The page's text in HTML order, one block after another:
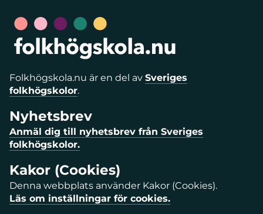
Folkhögskola.nu är en del av Sveriges
folkhögskolor.
Nyhetsbrev
Anmäl dig till nyhetsbrev från Sveriges
folkhögskolor.
Kakor (Cookies)
Denna webbplats använder Kakor (Cookies).
Läs om inställningar för cookies.